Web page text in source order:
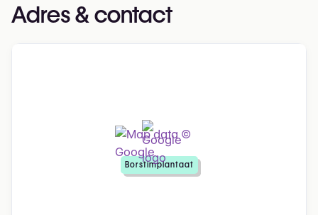
Adres & contact
Borstimplantaat